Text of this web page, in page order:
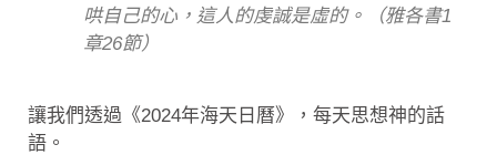
哄自己的心，這人的虔誠是虛的。（雅各書1
章26節）
讓我們透過《2024年海天日曆》，每天思想神的話
語。